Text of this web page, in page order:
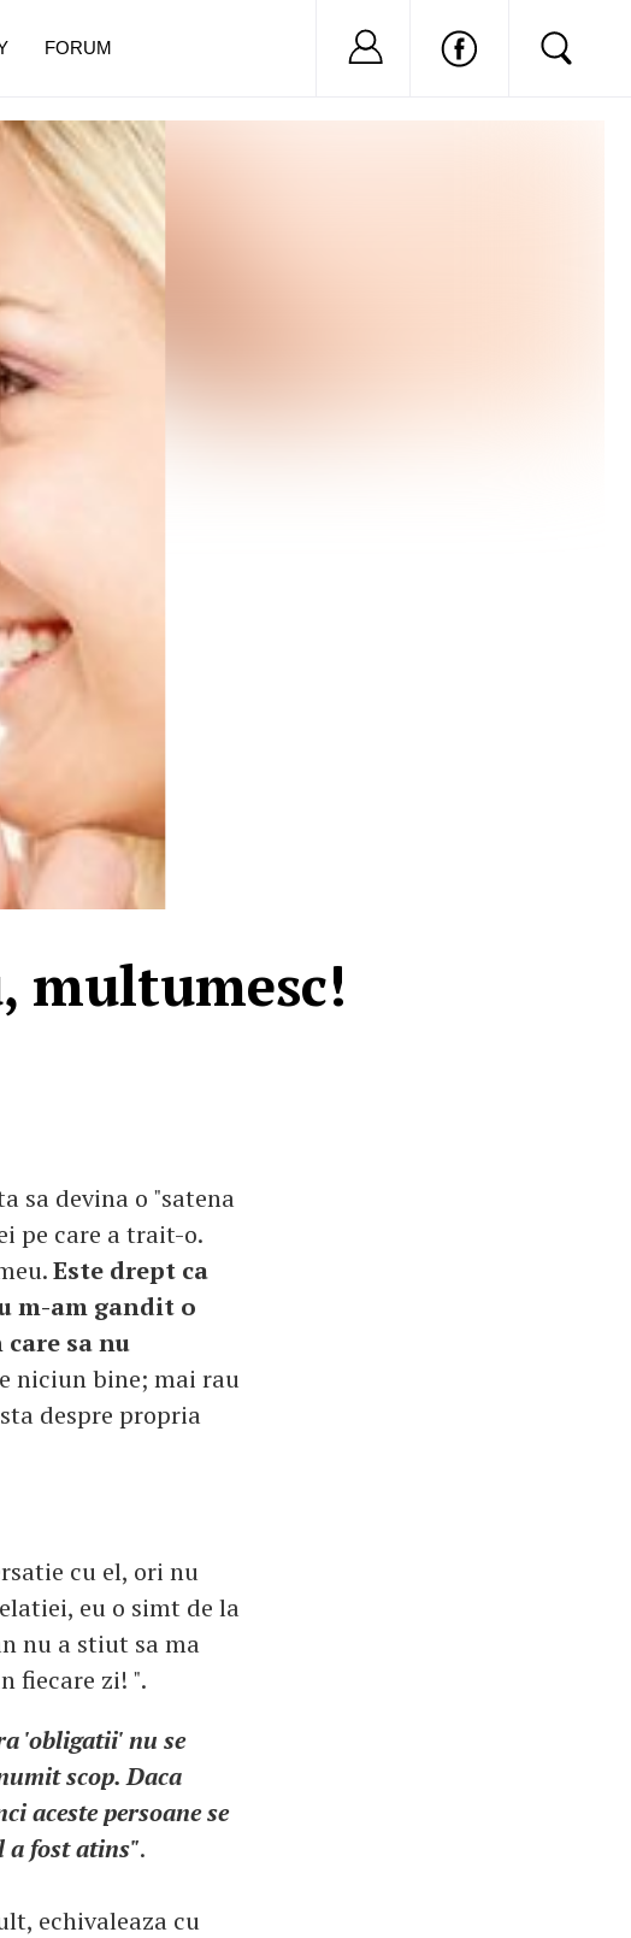
multumesc!
sa devina o "satena
pe care a trait-o.
Este drept ca
m-am gandit o
sa nu
niciun bine; mai rau
despre propria
cu el, ori nu
eu o simt de la
nu a stiut sa ma
fiecare zi! ".
'obligatii' nu se
scop. Daca
aceste persoane se
a fost atins".
echivaleaza cu
FORUM Nu ai cont?